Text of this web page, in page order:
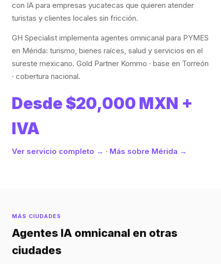
con IA para empresas yucatecas que quieren atender
turistas y clientes locales sin fricción.
GH Specialist implementa agentes omnicanal para PYMES
en Mérida: turismo, bienes raíces, salud y servicios en el
sureste mexicano. Gold Partner Kommo · base en Torreón
· cobertura nacional.
Desde $20,000 MXN +
IVA
Ver servicio completo → · Más sobre Mérida →
MÁS CIUDADES
Agentes IA omnicanal en otras
ciudades